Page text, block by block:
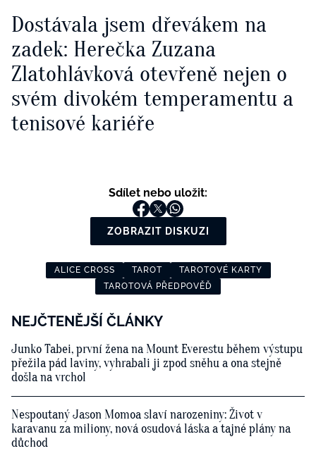
Dostávala jsem dřevákem na
zadek: Herečka Zuzana
Zlatohlávková otevřeně nejen o
svém divokém temperamentu a
tenisové kariéře
Sdílet nebo uložit:
ZOBRAZIT DISKUZI
ALICE CROSS TAROT
TAROTOVÉ KARTY
TAROTOVÁ PŘEDPOVĚĎ
NEJČTENĚJŠÍ ČLÁNKY
Junko Tabei, první žena na Mount Everestu během výstupu
přežila pád laviny, vyhrabali ji zpod sněhu a ona stejně
došla na vrchol
Nespoutaný Jason Momoa slaví narozeniny: Život v
karavanu za miliony, nová osudová láska a tajné plány na
důchod